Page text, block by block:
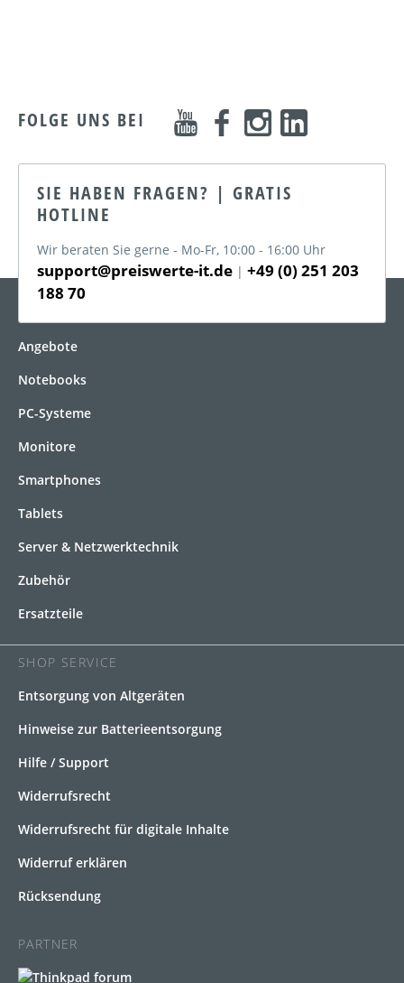
FOLGE UNS BEI
SIE HABEN FRAGEN? | GRATIS
HOTLINE
Wir beraten Sie gerne - Mo-Fr, 10:00 - 16:00 Uhr
support@preiswerte-it.de | +49 (0) 251 203
188 70
Angebote
Notebooks
PC-Systeme
Monitore
Smartphones
Tablets
Server & Netzwerktechnik
Zubehör
Ersatzteile
SHOP SERVICE
Entsorgung von Altgeräten
Hinweise zur Batterieentsorgung
Hilfe / Support
Widerrufsrecht
Widerrufsrecht für digitale Inhalte
Widerruf erklären
Rücksendung
PARTNER